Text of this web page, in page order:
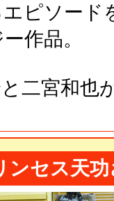
ピソード
作品。
二宮和也
ンセス天